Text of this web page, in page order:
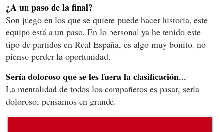
¿A un paso de la final?
Son juego en los que se quiere puede hacer historia, este
equipo está a un paso. En lo personal ya he tenido este
tipo de partidos en Real España, es algo muy bonito, no
pienso perder la oportunidad.
Sería doloroso que se les fuera la clasificación...
La mentalidad de todos los compañeros es pasar, sería
doloroso, pensamos en grande.